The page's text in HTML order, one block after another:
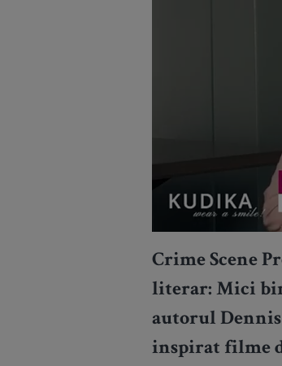
Crime Scene
literar: Mici
autorul Dennis
inspirat filme